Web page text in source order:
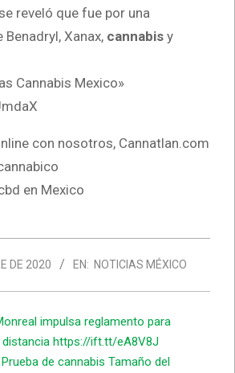
reveló que fue por una
Xanax, cannabis y
Cannabis Mexico»
con nosotros, Cannatlan.com
en Mexico
DE 2020 EN: NOTICIAS MÉXICO
impulsa reglamento para
https://ift.tt/eA8V8J
Prueba de cannabis Tamaño del